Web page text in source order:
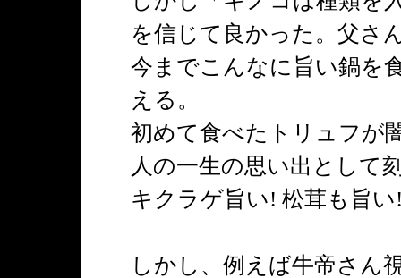
を信じて良かった。父さ
今までこんなに旨い鍋を
える。
初めて食べたトリュフが
人の一生の思い出として
キクラゲ旨い! 松茸も旨
しかし、例えば牛帝さん